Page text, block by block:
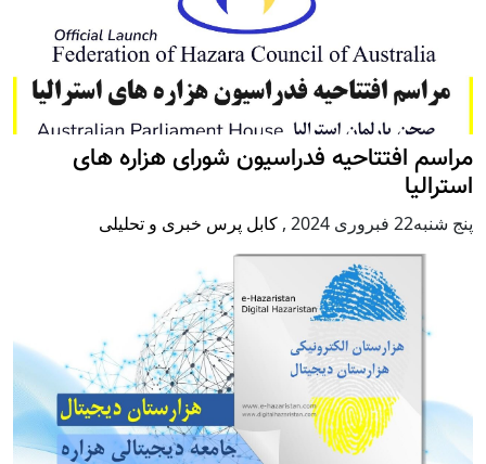
مراسم افتتاحیه فدراسیون شورای هزاره های
استرالیا
پنج شنبه22 فبروری 2024 , کابل پرس خبری و تحلیلی